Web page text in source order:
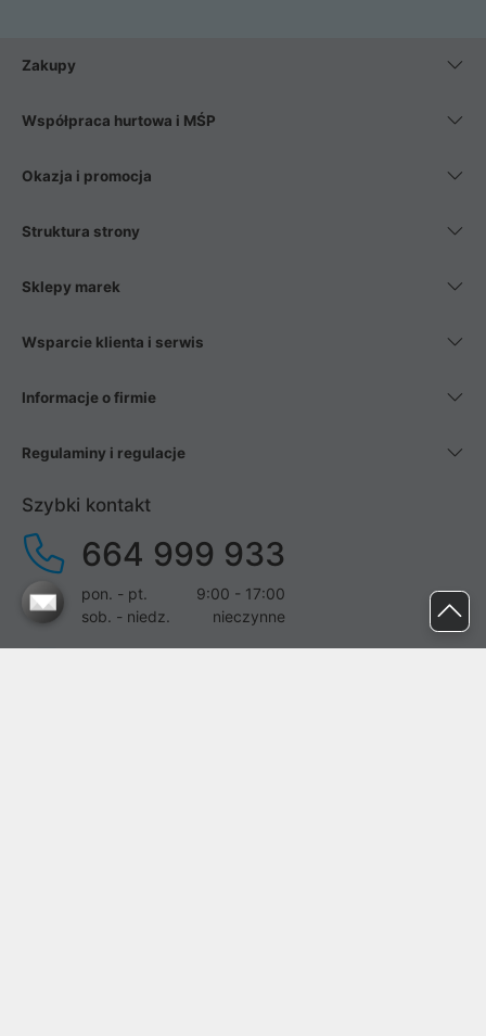
Zakupy
Współpraca hurtowa i MŚP
Okazja i promocja
Struktura strony
Sklepy marek
Wsparcie klienta i serwis
Informacje o firmie
Regulaminy i regulacje
Szybki kontakt
664 999 933
pon. - pt.
9:00 - 17:00
sob. - niedz.
nieczynne